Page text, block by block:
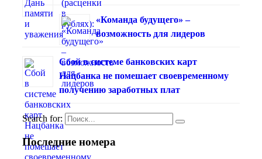
«Команда будущего» –
возможность для лидеров
Сбой в системе банковских карт
Нацбанка не помешает своевременному
получению заработных плат
Search for:
Последние номера